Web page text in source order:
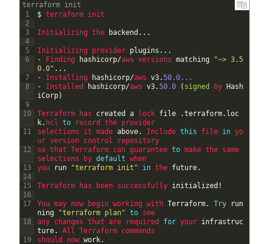
terraform init
1
2
3
4
5
6
7
8
9
10
11
12
13
14
15
16
17
18
19
$ terraform init
Initializing the backend . . .
Initializing provider plugins . . .
-
Finding hashicorp/aws versions matching
"~> 3.5
0.0" . . .
-
Installing hashicorp/aws v3.50.0...
-
Installed hashicorp/aws v3.50.0 ( signed by
Hash
iCorp)
Terraform has created a lock file .terraform. loc
k. hcl to record the provider
selections it made above. Include this file in yo
ur version control
repository
so that Terraform can guarantee to make the
selections
by default when
you
run "terraform init" in the future.
Terraform has been successfully initialized !
You may now begin working with Terraform. Try
run
ning
"terraform plan" to see
any changes that are required for your infrastruc
ture. All Terraform commands
should now work.